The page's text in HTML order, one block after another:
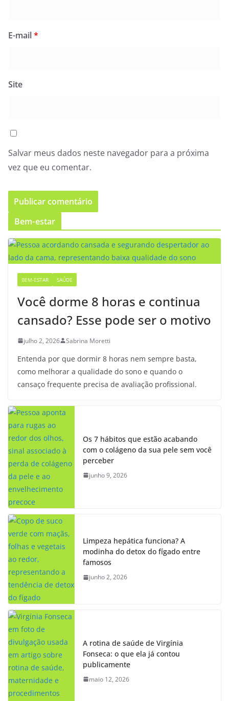
E-mail*
Site
Salvar meus dados neste navegador para a próxima
vez que eu comentar.
Bem-estar
BEM-ESTAR SAÚDE
Você dorme 8 horas e continua
cansado? Esse pode ser o motivo
julho 2, 2026 Sabrina Moretti
Entenda por que dormir 8 horas nem sempre basta,
como melhorar a qualidade do sono e quando o
cansaço frequente precisa de avaliação profissional.
Os 7 hábitos que estão acabando
com o colágeno da sua pele sem você
perceber
junho 9, 2026
Limpeza hepática funciona? A
modinha do detox do fígado entre
famosos
junho 2, 2026
A rotina de saúde de Virgínia
Fonseca: o que ela já contou
publicamente
maio 12, 2026